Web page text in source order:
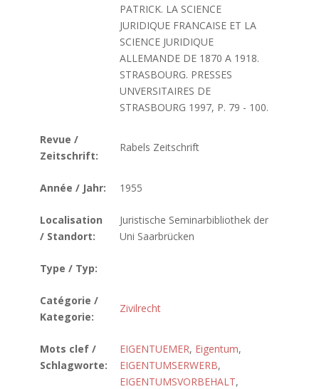
PATRICK. LA SCIENCE
JURIDIQUE FRANCAISE ET LA
SCIENCE JURIDIQUE
ALLEMANDE DE 1870 A 1918.
STRASBOURG. PRESSES
UNVERSITAIRES DE
STRASBOURG 1997, P. 79 - 100.
Revue /
Zeitschrift:
Rabels Zeitschrift
Année / Jahr: 1955
Localisation
/ Standort:
Juristische Seminarbibliothek der
Uni Saarbrücken
Type / Typ:
Catégorie /
Kategorie:
Zivilrecht
Mots clef /
Schlagworte:
EIGENTUEMER, Eigentum,
EIGENTUMSERWERB,
EIGENTUMSVORBEHALT,